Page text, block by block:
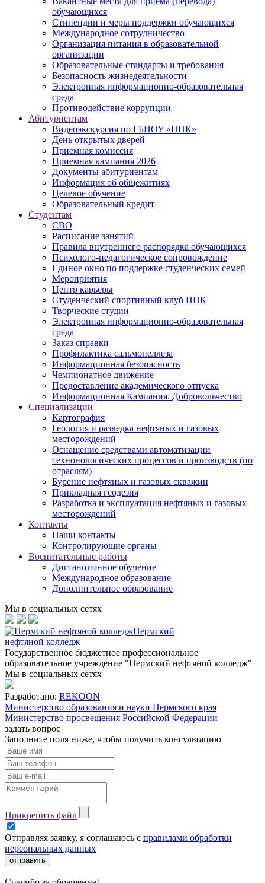
обучающихся
Стипендии и меры поддержки обучающихся
Международное сотрудничество
Организация питания в образовательной
организации
Образовательные стандарты и требования
Безопасность жизнедеятельности
Электронная информационно-образовательная
среда
Противодействие коррупции
Абитуриентам
Видеоэкскурсия по ГБПОУ «ПНК»
День открытых дверей
Приемная комиссия
Приемная кампания 2026
Дoкументы абитуриентам
Информация об общежитиях
Целевое обучение
Образовательный кредит
Студентам
СВО
Расписание занятий
Правила внутреннего распорядка обучающихся
Психолого-педагогическое сопровождение
Единое окно по поддержке студенческих семей
Мероприятия
Центр карьеры
Студенческий спортивный клуб ПНК
Творческие студии
Электронная информационно-образовательная
среда
Заказ справки
Профилактика сальмонеллеза
Информационная безопасность
Чемпионатное движение
Предоставление академического отпуска
Информационная Кампания. Добровольчество
Специализации
Картография
Геология и разведка нефтяных и газовых
месторождений
Оснащение средствами автоматизации
технонологических процессов и производств (по
отраслям)
Бурение нефтяных и газовых скважин
Прикладная геодезия
Разработка и эксплуатация нефтяных и газовых
месторождений
Контакты
Наши контакты
Контролирующие органы
Воспитательные работы
Дистанционное обучение
Международное образование
Дополнительное образование
Мы в социальных сетях
Пермский
нефтяной колледж
Государственное бюджетное профессиональное
образовательное учреждение "Пермский нефтяной колледж"
Мы в социальных сетях
Разработано: REKOON
Министерство образования и науки Пермского края
Министерство просвещения Российской Федерации
задать вопрос
Заполните поля ниже, чтобы получить консультацию
Прикрепить файл
Отправляя заявку, я соглашаюсь с правилами обработки
персональных данных
отправить